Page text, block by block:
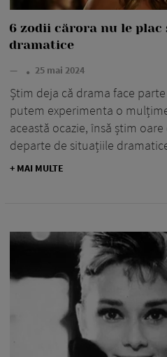
6 zodii cărora nu le
dramatice
— 25 mai 2024
Știm deja că drama face
putem experimenta o
această ocazie, însă știm
departe de situațiile
+ MAI MULTE